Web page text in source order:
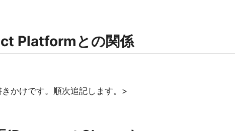
Platformとの関係
かけです。順次追記します。>